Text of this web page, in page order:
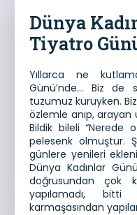
Dünya
Tiyatro
Yıllarca ne
Günü’nde… Biz de
tuzumuz kuruyken.
özlemle anıp,
Bildik bileli “Nerede
pelesenk olmuştur.
günlere yenileri
Dünya Kadınlar
doğrusundan çok
yapılamadı,
karmaşasından